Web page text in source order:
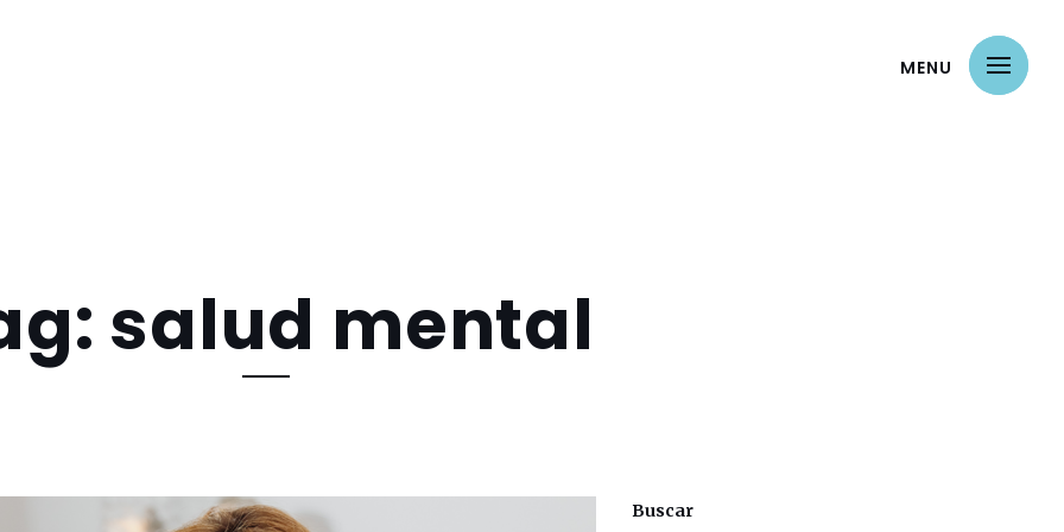
MENU
salud mental
Buscar